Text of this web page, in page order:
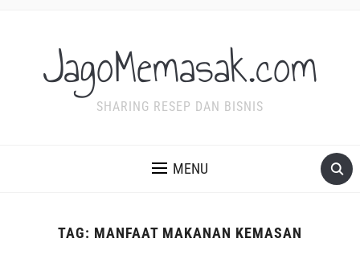
JagoMemasak.com
SHARING RESEP DAN BISNIS
MENU
TAG: MANFAAT MAKANAN KEMASAN